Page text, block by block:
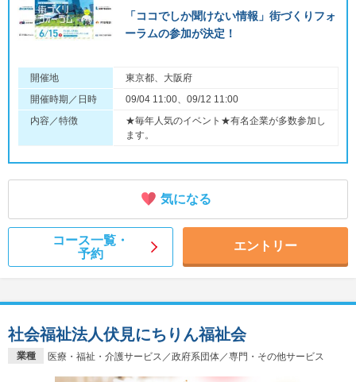
「ココでしか聞けない情報」街づくりフォ
ーラムの参加が決定！
開催地
東京都、大阪府
開催時期／日時
09/04 11:00、09/12 11:00
内容／特徴
★毎年人気のイベント★有名企業が多数参加し
ます。
気になる
コース一覧・
予約
エントリー
業種 医療・福祉・介護サービス／政府系団体／専門・その他サービス
社会福祉法人伏見にちりん福祉会